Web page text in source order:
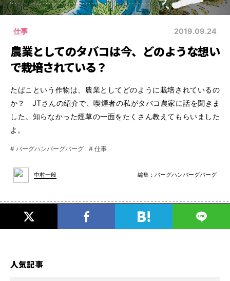
仕事 2019.09.24
農業としてのタバコは今、どのような想い
で栽培されている？
たばこという作物は、農業としてどのように栽培されているの
か？ JTさんの紹介で、喫煙者の私がタバコ農家に話を聞きま
した。知らなかった煙草の一面をたくさん教えてもらいました
よ。
# バーグハンバーグバーグ # 仕事
中村一般 編集： バーグハンバーグバーグ
人気記事